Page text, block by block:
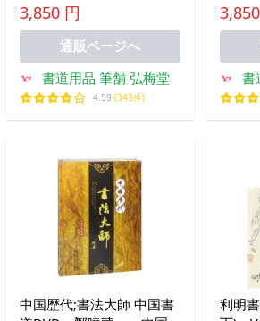
3,850 円
通販ページへ
書道用品 筆舗 弘梅堂
4.59 (343件)
書
中国歴代;書法大師 中国書
利明